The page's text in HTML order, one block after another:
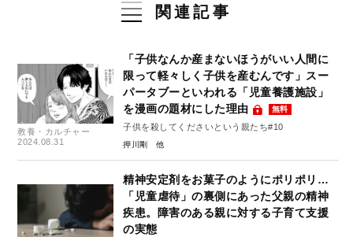
関連記事
教養・カルチャー
2024.08.31
「子供なんか産まないほうがいい人間に
限って軽々しく子供を産むんです」スー
パータブーといわれる「児童養護施設」
を漫画の題材にした理由
無料
子供を殺してくださいという親たち#10
押川剛
精神安定剤をお菓子のようにポリポリ…
「児童虐待」の裏側にあった父親の精神
疾患。障害のある親に対する子育て支援
の実態